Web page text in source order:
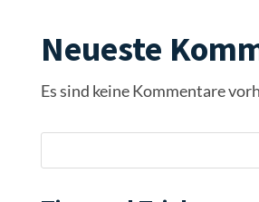
Neueste
Es sind keine Kommentare